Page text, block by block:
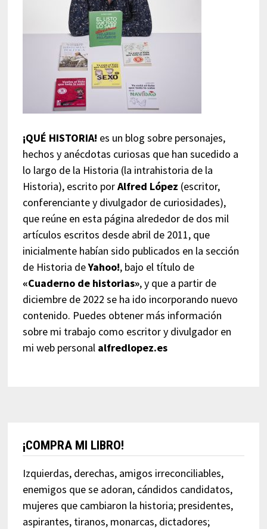
¡QUÉ HISTORIA! es un blog sobre personajes,
hechos y anécdotas curiosas que han sucedido a
lo largo de la Historia (la intrahistoria de la
Historia), escrito porAlfred López (escritor,
conferenciante y divulgador de curiosidades),
que reúne en esta página alrededor de dos mil
artículos escritos desde abril de 2011, que
inicialmente habían sido publicados en la sección
de Historia deYahoo!, bajo el título de
«Cuaderno de historias», y que a partir de
diciembre de 2022 se ha ido incorporando nuevo
contenido. Puedes obtener más información
sobre mi trabajo como escritor y divulgador en
mi web personal alfredlopez.es
¡COMPRA MI LIBRO!
Izquierdas, derechas, amigos irreconciliables,
enemigos que se adoran, cándidos candidatos,
mujeres que cambiaron la historia; presidentes,
aspirantes, tiranos, monarcas, dictadores;